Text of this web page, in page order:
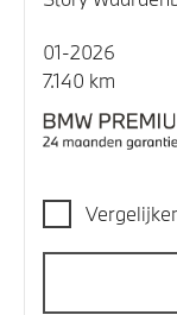
01-2026
7.140 km